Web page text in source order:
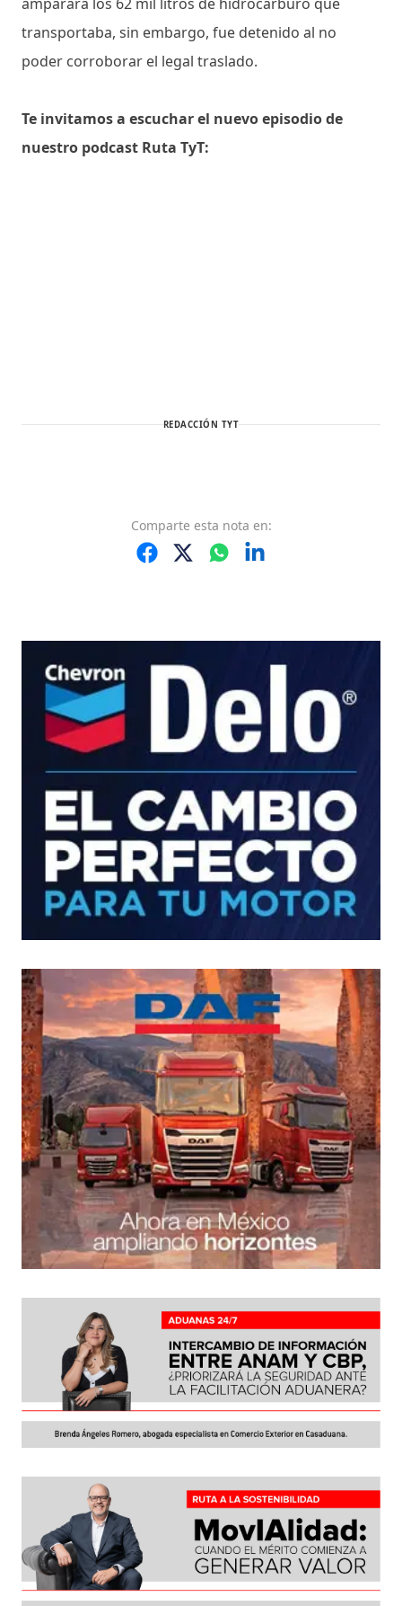
transportaba, sin embargo, fue detenido al no
poder corroborar el legal traslado.
Te invitamos a escuchar el nuevo episodio de
nuestro podcast Ruta TyT:
REDACCIÓN TYT
Comparte esta nota en: